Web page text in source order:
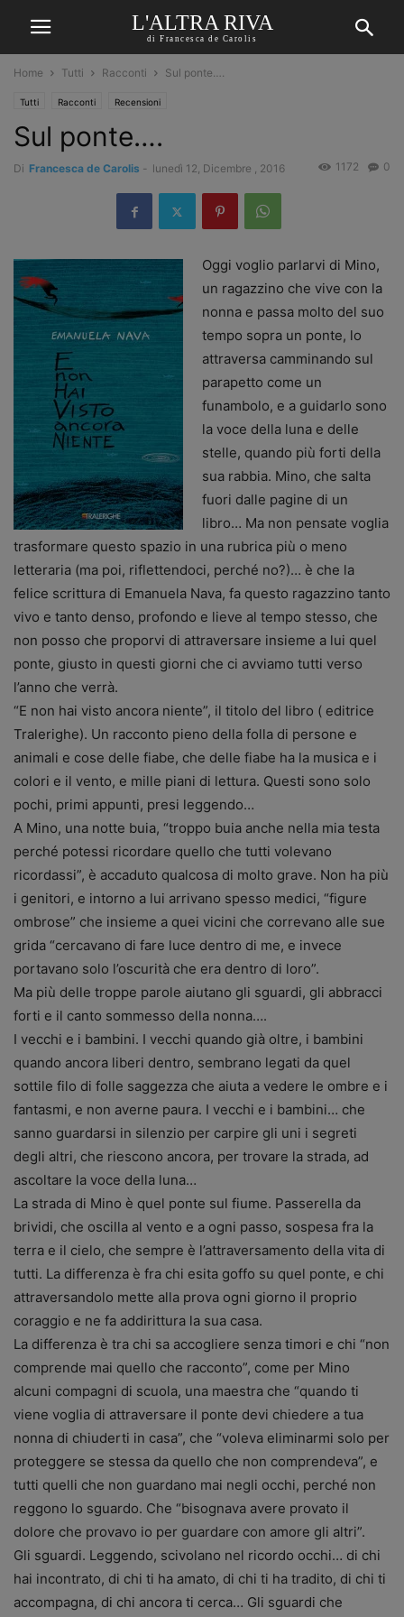
L'ALTRA RIVA
di Francesca de Carolis
Home Tutti Racconti Sul ponte….
Tutti Racconti Recensioni
Sul ponte….
Di Francesca de Carolis - lunedì 12, Dicembre , 2016 0
1172
Oggi voglio parlarvi di Mino,
un ragazzino che vive con la
nonna e passa molto del suo
tempo sopra un ponte, lo
attraversa camminando sul
parapetto come un
funambolo, e a guidarlo sono
la voce della luna e delle
stelle, quando più forti della
sua rabbia. Mino, che salta
fuori dalle pagine di un
libro… Ma non pensate voglia
trasformare questo spazio in una rubrica più o meno
letteraria (ma poi, riflettendoci, perché no?)… è che la
felice scrittura di Emanuela Nava, fa questo ragazzino tanto
vivo e tanto denso, profondo e lieve al tempo stesso, che
non posso che proporvi di attraversare insieme a lui quel
ponte, giusto in questi giorni che ci avviamo tutti verso
l’anno che verrà.
“E non hai visto ancora niente”, il titolo del libro ( editrice
Tralerighe). Un racconto pieno della folla di persone e
animali e cose delle fiabe, che delle fiabe ha la musica e i
colori e il vento, e mille piani di lettura. Questi sono solo
pochi, primi appunti, presi leggendo…
A Mino, una notte buia, “troppo buia anche nella mia testa
perché potessi ricordare quello che tutti volevano
ricordassi”, è accaduto qualcosa di molto grave. Non ha più
i genitori, e intorno a lui arrivano spesso medici, “figure
ombrose” che insieme a quei vicini che correvano alle sue
grida “cercavano di fare luce dentro di me, e invece
portavano solo l’oscurità che era dentro di loro”.
Ma più delle troppe parole aiutano gli sguardi, gli abbracci
forti e il canto sommesso della nonna….
I vecchi e i bambini. I vecchi quando già oltre, i bambini
quando ancora liberi dentro, sembrano legati da quel
sottile filo di folle saggezza che aiuta a vedere le ombre e i
fantasmi, e non averne paura. I vecchi e i bambini… che
sanno guardarsi in silenzio per carpire gli uni i segreti
degli altri, che riescono ancora, per trovare la strada, ad
ascoltare la voce della luna…
La strada di Mino è quel ponte sul fiume. Passerella da
brividi, che oscilla al vento e a ogni passo, sospesa fra la
terra e il cielo, che sempre è l’attraversamento della vita di
tutti. La differenza è fra chi esita goffo su quel ponte, e chi
attraversandolo mette alla prova ogni giorno il proprio
coraggio e ne fa addirittura la sua casa.
La differenza è tra chi sa accogliere senza timori e chi “non
comprende mai quello che racconto”, come per Mino
alcuni compagni di scuola, una maestra che “quando ti
viene voglia di attraversare il ponte devi chiedere a tua
nonna di chiuderti in casa”, che “voleva eliminarmi solo per
proteggere se stessa da quello che non comprendeva”, e
tutti quelli che non guardano mai negli occhi, perché non
reggono lo sguardo. Che “bisognava avere provato il
dolore che provavo io per guardare con amore gli altri”.
Gli sguardi. Leggendo, scivolano nel ricordo occhi… di chi
hai incontrato, di chi ti ha amato, di chi ti ha tradito, di chi ti
accompagna, di chi ancora ti cerca… Gli sguardi che